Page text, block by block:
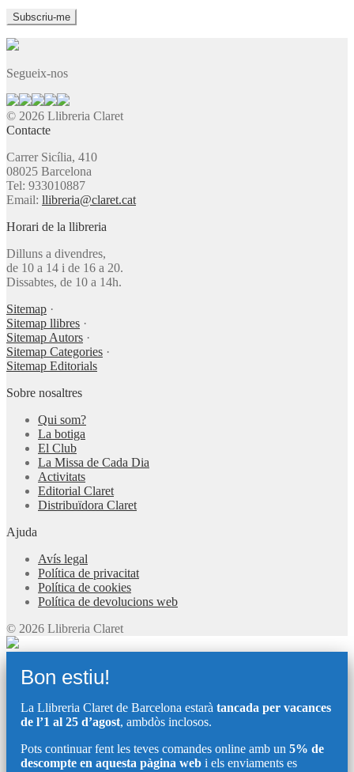
Segueix-nos
© 2026 Llibreria Claret
Contacte
Carrer Sicília, 410
08025 Barcelona
Tel: 933010887
Email: llibreria@claret.cat
Horari de la llibreria
Dilluns a divendres,
de 10 a 14 i de 16 a 20.
Dissabtes, de 10 a 14h.
Sitemap ·
Sitemap llibres ·
Sitemap Autors ·
Sitemap Categories ·
Sitemap Editorials
Sobre nosaltres
Qui som?
La botiga
El Club
La Missa de Cada Dia
Activitats
Editorial Claret
Distribuïdora Claret
Ajuda
Avís legal
Política de privacitat
Política de cookies
Política de devolucions web
© 2026 Llibreria Claret
Bon estiu!
La Llibreria Claret de Barcelona estarà tancada per vacances
de l’1 al 25 d’agost, ambdòs inclosos.
Pots continuar fent les teves comandes online amb un 5% de
descompte en aquesta pàgina web i els enviaments es